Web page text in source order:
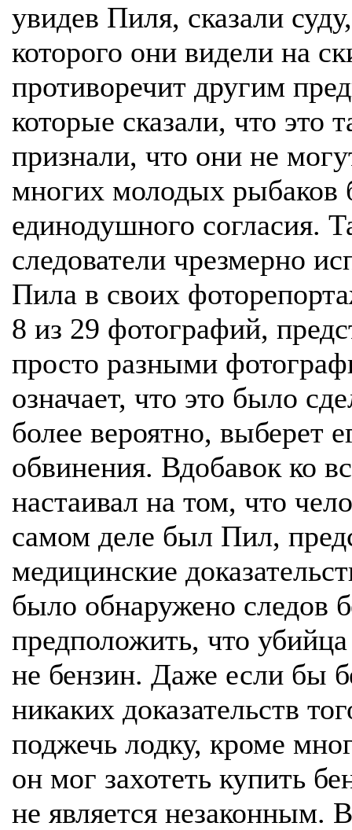
увидев Пиля, сказали
которого они видели на
противоречит другим
которые сказали, что это
признали, что они не
многих молодых рыбаков
единодушного согласия.
следователи чрезмерно
Пила в своих
8 из 29 фотографий,
просто разными
означает, что это было
более вероятно, выберет
обвинения. Вдобавок ко
настаивал на том, что
самом деле был Пил,
медицинские
было обнаружено следов
предположить, что
не бензин. Даже если бы
никаких доказательств
поджечь лодку, кроме
он мог захотеть купить
не является незаконным.